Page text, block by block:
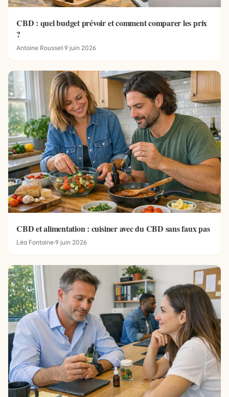
CBD : quel budget prévoir et comment comparer les prix
?
Antoine Rousset·9 juin 2026
CBD et alimentation : cuisiner avec du CBD sans faux pas
Léa Fontaine·9 juin 2026